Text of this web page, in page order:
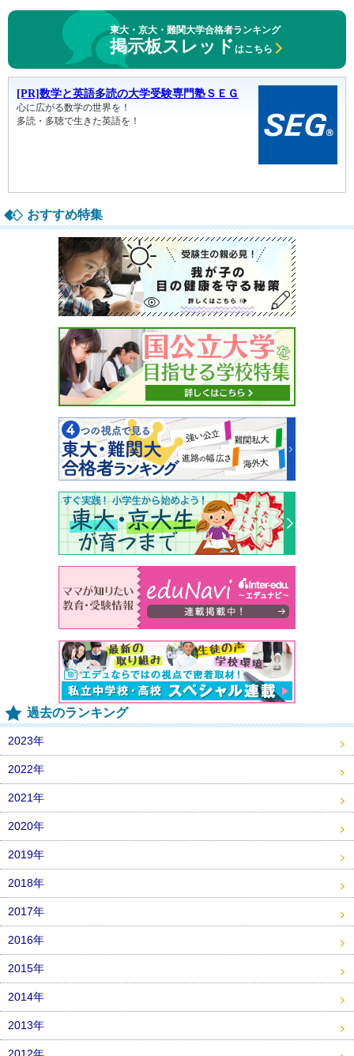
東大・京大・難関大学合格者ランキング
掲示板スレッドはこちら
おすすめ特集
過去のランキング
2023年
2022年
2021年
2020年
2019年
2018年
2017年
2016年
2015年
2014年
2013年